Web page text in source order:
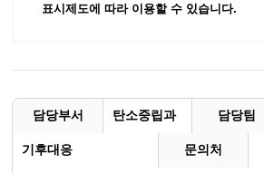
표시제도에 따라 이용할 수 있습니다.
담당부서 탄소중립과 담당팀
기후대응 문의처